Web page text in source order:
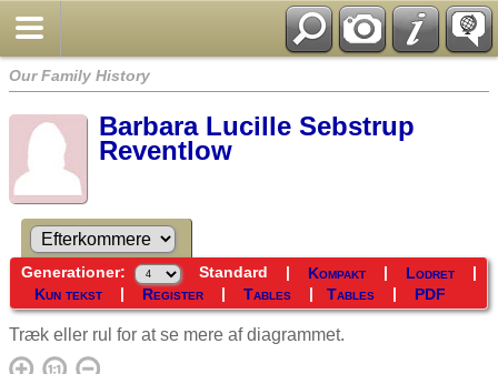
Our Family History
Barbara Lucille Sebstrup
Reventlow
Generationer: Standard | Kompakt| Lodret|
Kun tekst| Register| Tables| Tables| PDF
Træk eller rul for at se mere af diagrammet.